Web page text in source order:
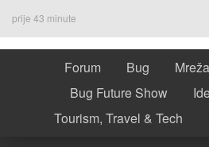
prije 43 minute
Forum Bug Mreža
Bug Future Show
Tourism, Travel & Tech